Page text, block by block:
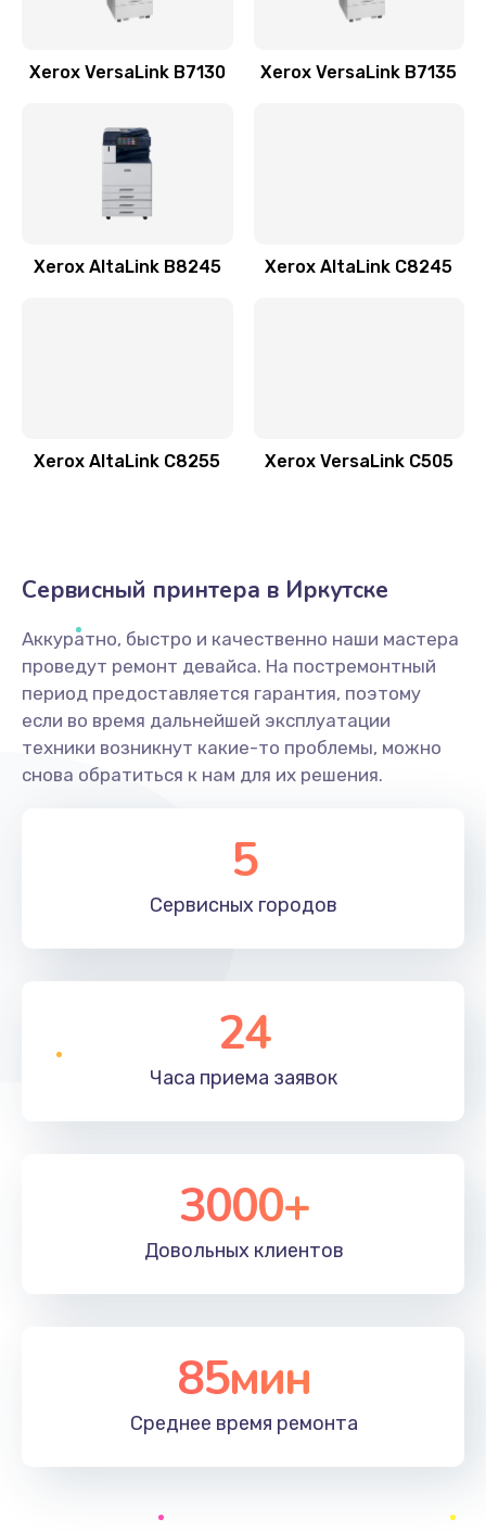
Xerox VersaLink B7130 Xerox VersaLink B7135
Xerox AltaLink B8245 Xerox AltaLink C8245
Xerox AltaLink C8255 Xerox VersaLink C505
Сервисный принтера в Иркутске
Аккуратно, быстро и качественно наши мастера
проведут ремонт девайса. На постремонтный
период предоставляется гарантия, поэтому
если во время дальнейшей эксплуатации
техники возникнут какие-то проблемы, можно
снова обратиться к нам для их решения.
5
Сервисных городов
24
Часа приема заявок
3000+
Довольных клиентов
85мин
Среднее время ремонта